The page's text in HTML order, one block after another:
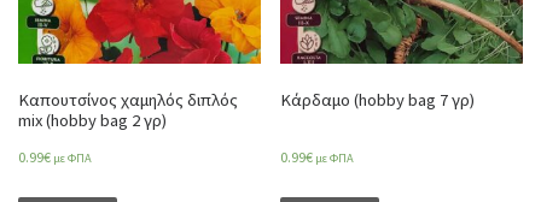
Καπουτσίνος χαμηλός διπλός
mix (hobby bag 2 γρ)
0.99€ με ΦΠΑ
Κάρδαμο (hobby bag 7 γρ)
0.99€ με ΦΠΑ